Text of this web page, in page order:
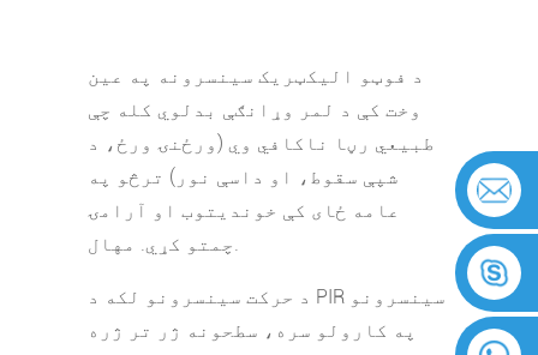
د فوټو الیکټریک سینسرونه په عین
وخت کې د لمر وړانګې بدلوي کله چې
طبیعي رڼا ناکافي وي (ورځنۍ ورځ، د
شپې سقوط، او داسې نور) ترڅو په
عامه ځای کې خوندیتوب او آرامۍ
د حرکت سینسرونو لکه د PIR سینسرونو
په کارولو سره، سطحونه ژر تر ژره